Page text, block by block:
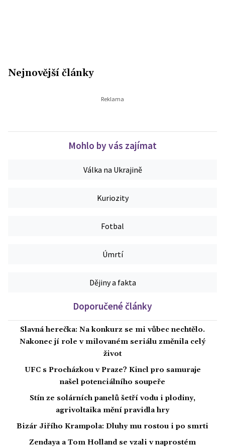
Nejnovější články
Mohlo by vás zajímat
Válka na Ukrajině
Kuriozity
Fotbal
Úmrtí
Dějiny a fakta
Doporučené články
Slavná herečka: Na konkurz se mi vůbec nechtělo.
Nakonec jí role v milovaném seriálu změnila celý
život
UFC s Procházkou v Praze? Kincl pro samuraje
našel potenciálního soupeře
Stín ze solárních panelů šetří vodu i plodiny,
agrivoltaika mění pravidla hry
Bizár Jiřího Krampola: Dluhy mu rostou i po smrti
Zendaya a Tom Holland se vzali v naprostém